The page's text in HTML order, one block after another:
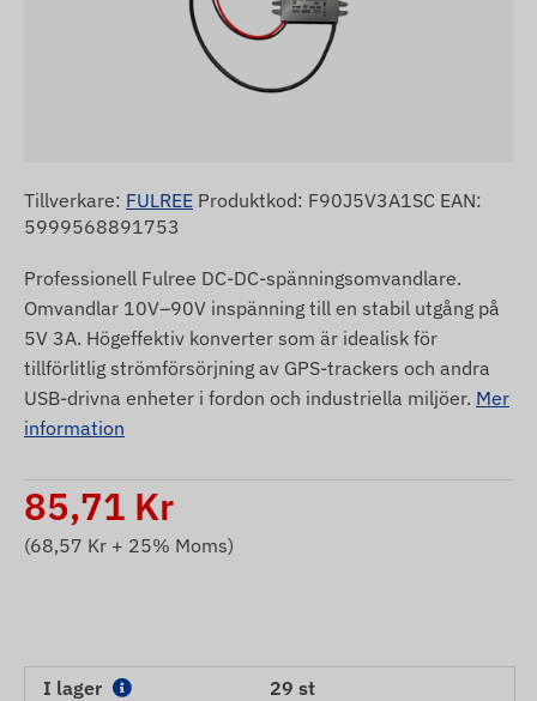
Tillverkare: FULREE Produktkod: F90J5V3A1SC EAN:
5999568891753
Professionell Fulree DC-DC-spänningsomvandlare.
Omvandlar 10V–90V inspänning till en stabil utgång på
5V 3A. Högeffektiv konverter som är idealisk för
tillförlitlig strömförsörjning av GPS-trackers och andra
USB-drivna enheter i fordon och industriella miljöer. Mer
information
85,71 Kr
(68,57 Kr + 25% Moms)
I lager
29 st